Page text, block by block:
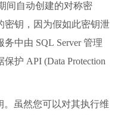
间自动创建的对称密
密钥，因为假如此密钥泄
中由 SQL Server 管理
护 API (Data Protection
。虽然您可以对其执行维